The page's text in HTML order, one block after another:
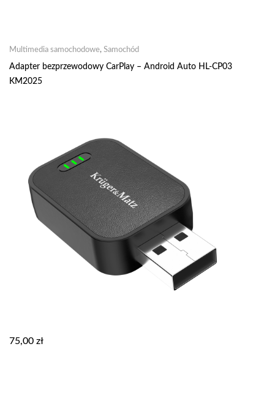
Multimedia samochodowe, Samochód
Adapter bezprzewodowy CarPlay – Android Auto HL-CP03
KM2025
75,00 zł